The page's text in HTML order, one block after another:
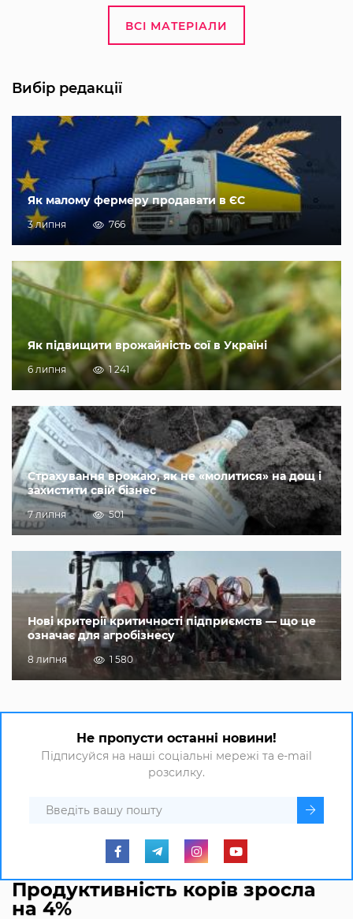
ВСІ МАТЕРІАЛИ
Вибір редакції
Як малому фермеру продавати в ЄС
3 липня 766
Як підвищити врожайність сої в Україні
6 липня 1 241
Страхування врожаю, як не «молитися» на дощ і
захистити свій бізнес
7 липня 501
Нові критерії критичності підприємств — що це
означає для агробізнесу
8 липня 1 580
Не пропусти останні новини!
Підписуйся на наші соціальні мережі та e-mail
розсилку.
Продуктивність корів зросла
на 4%